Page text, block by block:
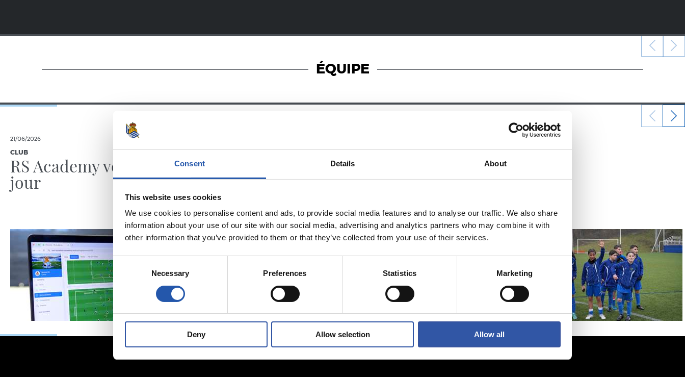
Consent Details About
This website uses cookies
We use cookies to personalise content and ads, to provide social media features and to analyse our traffic. We also share
information about your use of our site with our social media, advertising and analytics partners who may combine it with
other information that you’ve provided to them or that they’ve collected from your use of their services.
Consent
Selection
Necessary Preferences Statistics Marketing
Deny Allow selection Allow all
ÉQUIPE
21/06/2026
CLUB
RS Academy voit le
jour
22/12/2024